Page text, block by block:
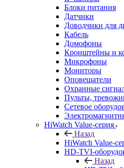
Блоки питания
Датчики
Доводчики для
Кабель
Домофоны
Кронштейны и
Микрофоны
Мониторы
Оповещатели
Охранные
Пульты,
Сетевое
HiWatch Value-серия
Назад
HiWatch Value-
HD-TVI-
Назад